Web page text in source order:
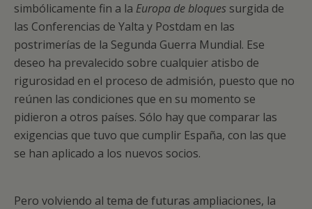
simbólicamente fin a la Europa de bloques surgida de
las Conferencias de Yalta y Postdam en las
postrimerías de la Segunda Guerra Mundial. Ese
deseo ha prevalecido sobre cualquier atisbo de
rigurosidad en el proceso de admisión, puesto que no
reúnen las condiciones que en su momento se
pidieron a otros países. Sólo hay que comparar las
exigencias que tuvo que cumplir España, con las que
se han aplicado a los nuevos socios.
Pero volviendo al tema de futuras ampliaciones, la